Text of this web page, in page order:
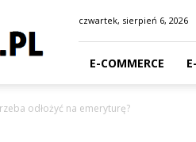
czwartek, sierpień 6, 2026
E-COMMERCE
odłożyć na emeryturę?